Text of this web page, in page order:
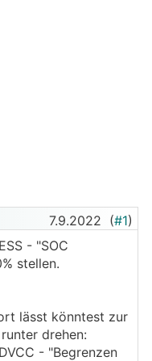
7.9.2022 (#1)
- "SOC
stellen.
lässt könntest zur
drehen:
- "Begrenzen